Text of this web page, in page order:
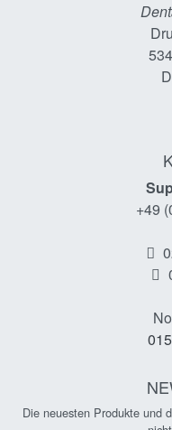
+49
Die neuesten Produkte und